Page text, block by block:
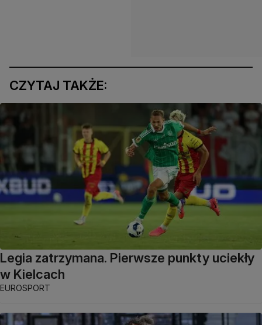
CZYTAJ TAKŻE:
Legia zatrzymana. Pierwsze punkty uciekły
w Kielcach
EUROSPORT